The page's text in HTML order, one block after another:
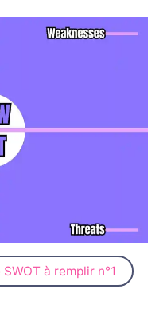
à remplir n°1